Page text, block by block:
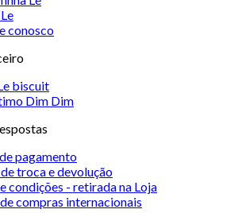
conosco
biscuit
Dim Dim
pagamento
troca e devolução
condições - retirada na Loja
compras internacionais